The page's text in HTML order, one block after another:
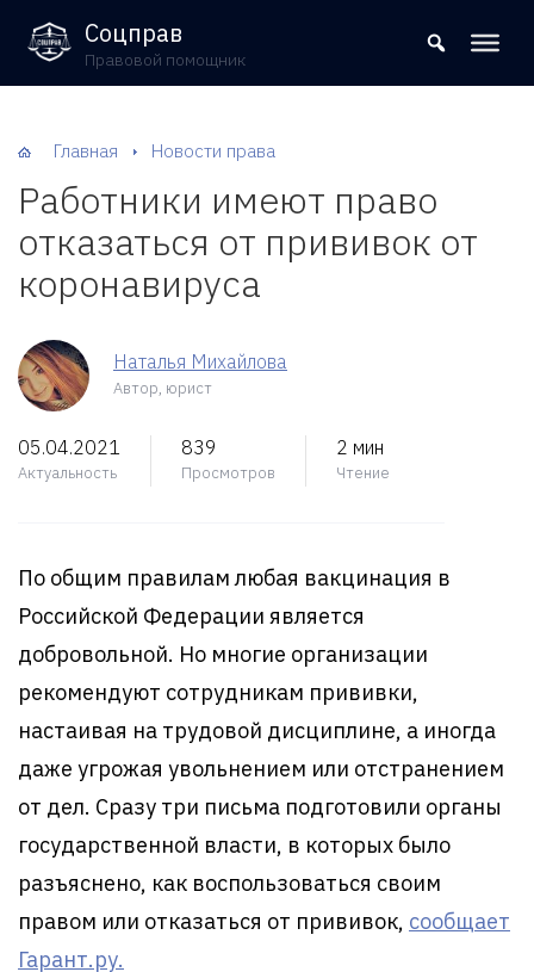
8 (800) 302-09-37
Соцправ
Правовой помощник
Главная Новости права
Работники имеют право
отказаться от прививок от
коронавируса
Наталья Михайлова
Автор, юрист
05.04.2021
Актуальность
839
Просмотров
2 мин
Чтение
По общим правилам любая вакцинация в
Российской Федерации является
добровольной. Но многие организации
рекомендуют сотрудникам прививки,
настаивая на трудовой дисциплине, а иногда
даже угрожая увольнением или отстранением
от дел. Сразу три письма подготовили органы
государственной власти, в которых было
разъяснено, как воспользоваться своим
правом или отказаться от прививок, сообщает
Гарант.ру.